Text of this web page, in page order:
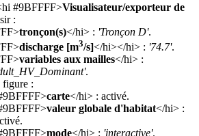
#9BFFFF>Visualisateur/exporteur de
:
tronçon(s)</hi> : 'Tronçon D'.
discharge [m3/s]</hi></hi> : '74.7'.
variables aux mailles</hi> :
.
figure :
carte</hi> : activé.
valeur globale d'habitat</hi> :
mode</hi> : 'interactive'.